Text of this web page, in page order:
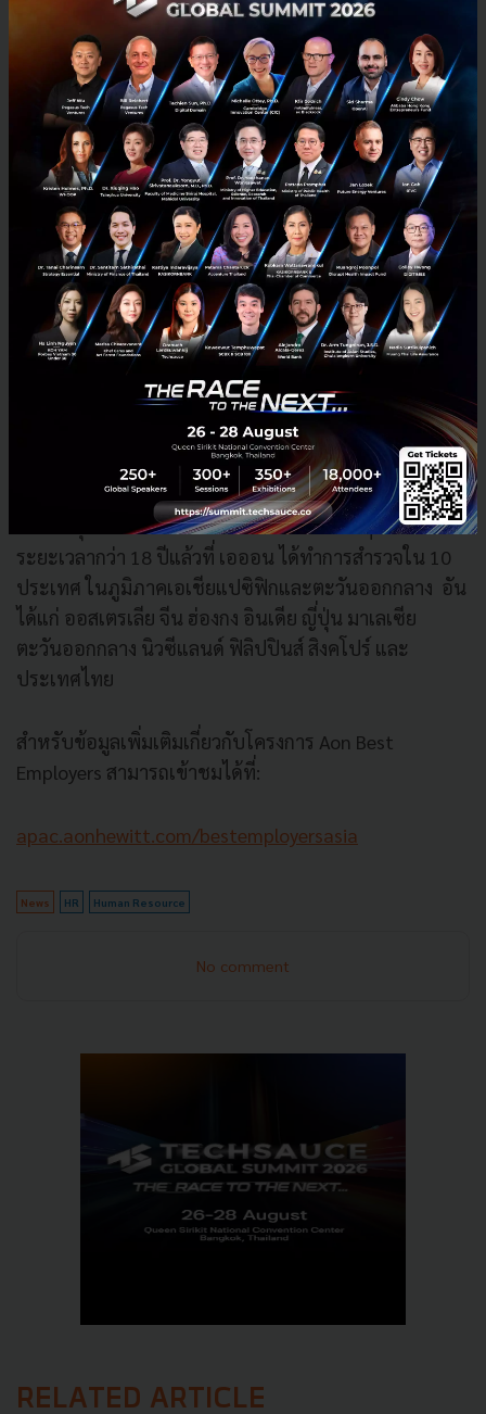
พัฒนาบุคลากรได้ดีขึ้น รวมถึงบรรลุเป้าหมายขององค์กร
แต่ในขณะเดียวกันก็ยังสามารถมอบประสบการณ์ที่ดีให้แก่
พนักงานได้ตรงตามที่เหล่าพนักงานคาดหวังอีกเช่นกัน
เกี่ยวกับโครงการ เอออน สุดยอดนายจ้างดีเด่น
โครงการสุดยอดนายจ้างดีเด่น เป็นโปรแกรมที่ได้รับการ
ออกแบบมาเพื่อปรับปรุงความผูกพันของพนักงานที่มีต่อ
องค์กร การเป็นผู้นำที่มีประสิทธิภาพ การสร้างภาพลักษณ์
องค์กร การสร้างวัฒนธรรมในการขับเคลื่อนการดำเนิน
งานให้มีประสิทธิภาพสูง โดยเป็นการสำรวจที่น่าเชื่อถือ
และครอบคลุมมากที่สุดในภูมิภาคเอเชียแปซิฟิกและ
ตะวันออกกลาง สำหรับการสำรวจนี้ได้ใช้เครื่องมือ
ประเมินผล อันมีประสิทธิภาพของเอออนทั้ง 3 ระดับ รวม
ถึงผู้ตอบแบบสอบถามจากหลายหลายกลุ่มธุรกิจ อาทิ กลุ่ม
ธุรกิจด้านการเงิน ธุรกิจด้านอาหารและเครื่องดื่ม ธุรกิจการ
บริการ ธุรกิจด้านยาและโรงพยาบาล และอื่นๆ ซึ่งเป็น
ระยะเวลากว่า 18 ปีแล้วที่ เอออน ได้ทำการสำรวจใน 10
ประเทศ ในภูมิภาคเอเชียแปซิฟิกและตะวันออกกลาง อัน
ได้แก่ ออสเตรเลีย จีน ฮ่องกง อินเดีย ญี่ปุ่น มาเลเซีย
ตะวันออกกลาง นิวซีแลนด์ ฟิลิปปินส์ สิงคโปร์ และ
ประเทศไทย
สำหรับข้อมูลเพิ่มเติมเกี่ยวกับโครงการ Aon Best
Employers สามารถเข้าชมได้ที่:
apac.aonhewitt.com/bestemployersasia
News HR Human Resource
No comment
RELATED ARTICLE